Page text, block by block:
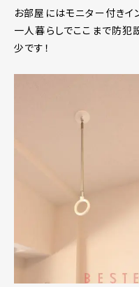
お部屋にはモニター付きイ
一人暮らしでここまで防
少です！